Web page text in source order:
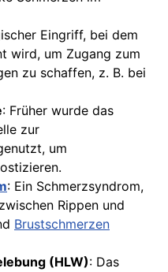
Eingriff, bei dem
wird, um Zugang zum
zu schaffen, z. B. bei
: Früher wurde das
zur
um
: Ein Schmerzsyndrom,
Rippen und
Brustschmerzen
(HLW): Das